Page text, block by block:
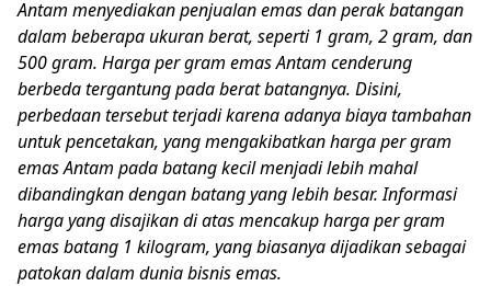
Antam menyediakan penjualan emas dan perak batangan
dalam beberapa ukuran berat, seperti 1 gram, 2 gram, dan
500 gram. Harga per gram emas Antam cenderung
berbeda tergantung pada berat batangnya. Disini,
perbedaan tersebut terjadi karena adanya biaya tambahan
untuk pencetakan, yang mengakibatkan harga per gram
emas Antam pada batang kecil menjadi lebih mahal
dibandingkan dengan batang yang lebih besar. Informasi
harga yang disajikan di atas mencakup harga per gram
emas batang 1 kilogram, yang biasanya dijadikan sebagai
patokan dalam dunia bisnis emas.